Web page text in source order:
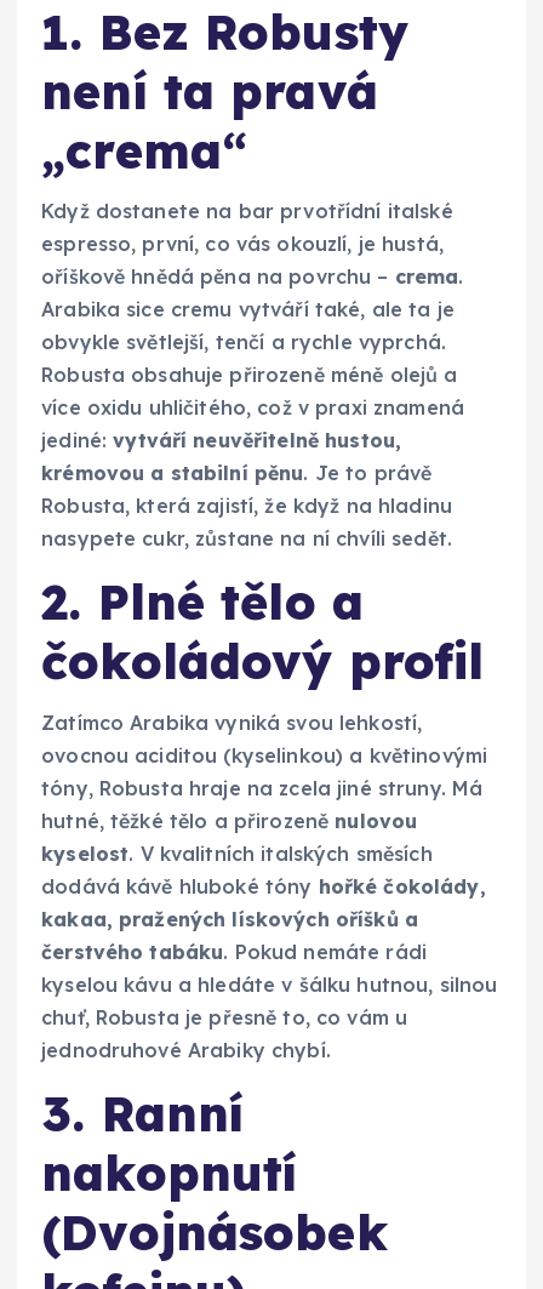
1. Bez Robusty
není ta pravá
„crema“
Když dostanete na bar prvotřídní italské
espresso, první, co vás okouzlí, je hustá,
oříškově hnědá pěna na povrchu – crema.
Arabika sice cremu vytváří také, ale ta je
obvykle světlejší, tenčí a rychle vyprchá.
Robusta obsahuje přirozeně méně olejů a
více oxidu uhličitého, což v praxi znamená
jediné:vytváří neuvěřitelně hustou,
krémovou a stabilní pěnu. Je to právě
Robusta, která zajistí, že když na hladinu
nasypete cukr, zůstane na ní chvíli sedět.
2. Plné tělo a
čokoládový profil
Zatímco Arabika vyniká svou lehkostí,
ovocnou aciditou (kyselinkou) a květinovými
tóny, Robusta hraje na zcela jiné struny. Má
hutné, těžké tělo a přirozeně nulovou
kyselost. V kvalitních italských směsích
dodává kávě hluboké tóny hořké čokolády,
kakaa, pražených lískových oříšků a
čerstvého tabáku. Pokud nemáte rádi
kyselou kávu a hledáte v šálku hutnou, silnou
chuť, Robusta je přesně to, co vám u
jednodruhové Arabiky chybí.
3. Ranní
nakopnutí
(Dvojnásobek